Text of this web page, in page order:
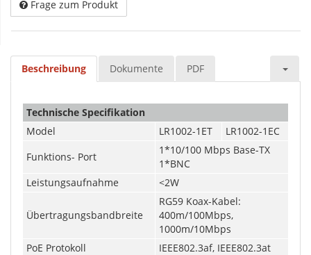
Frage zum Produkt
Beschreibung Dokumente PDF
Technische Specifikation
Model
LR1002-1ET
LR1002-1EC
Funktions- Port
1*10/100 Mbps Base-TX
1*BNC
Leistungsaufnahme
<2W
Übertragungsbandbreite
RG59 Koax-Kabel:
400m/100Mbps,
1000m/10Mbps
PoE Protokoll
IEEE802.3af, IEEE802.3at